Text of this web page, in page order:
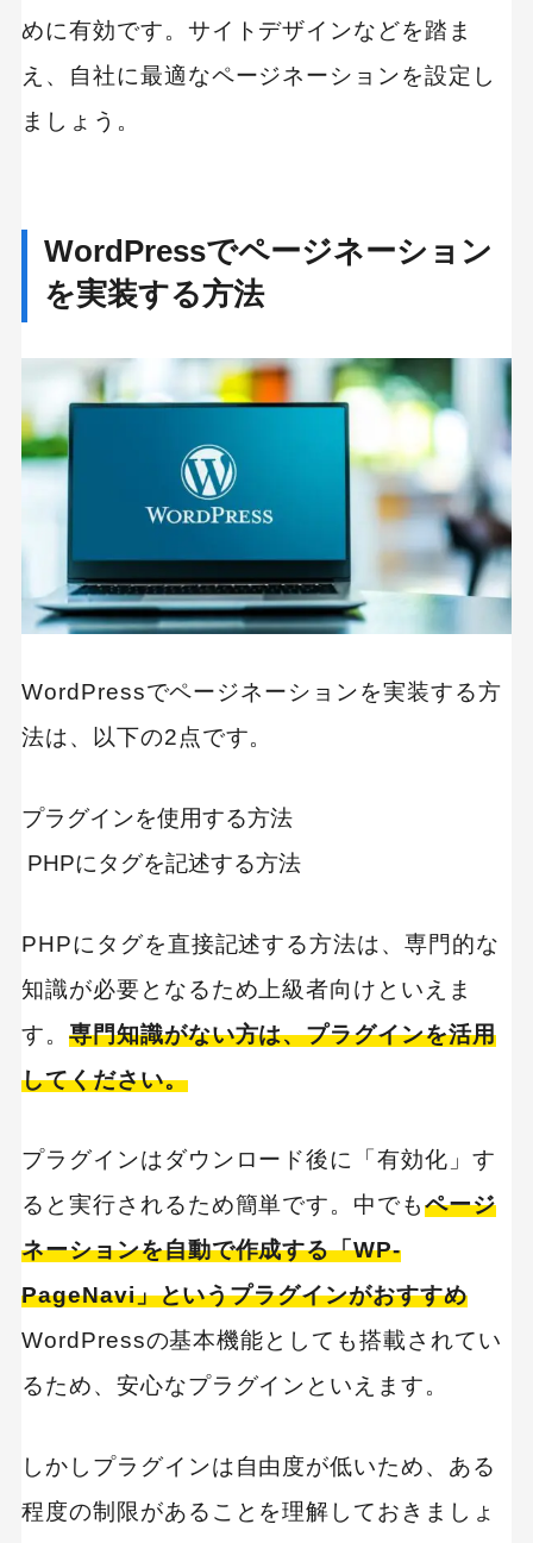
めに有効です。サイトデザインなどを踏ま
え、自社に最適なページネーションを設定し
ましょう。
WordPressでページネーション
を実装する方法
WordPressでページネーションを実装する方
法は、以下の2点です。
プラグインを使用する方法
PHPにタグを記述する方法
PHPにタグを直接記述する方法は、専門的な
知識が必要となるため上級者向けといえま
す。 専門知識がない方は、プラグインを活用
してください。
プラグインはダウンロード後に「有効化」す
ると実行されるため簡単です。中でもページ
ネーションを自動で作成する「WP-
PageNavi」というプラグインがおすすめ
WordPressの基本機能としても搭載されてい
るため、安心なプラグインといえます。
しかしプラグインは自由度が低いため、ある
程度の制限があることを理解しておきましょ